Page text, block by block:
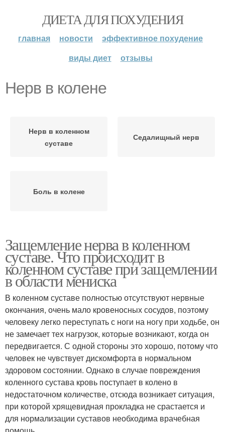
ДИЕТА ДЛЯ ПОХУДЕНИЯ
главная новости
эффективное похудение
виды диет
отзывы
Нерв в колене
Нерв в коленном
суставе
Седалищный нерв
Боль в колене
Защемление нерва в коленном
суставе. Что происходит в
коленном суставе при защемлении
в области мениска
В коленном суставе полностью отсутствуют нервные
окончания, очень мало кровеносных сосудов, поэтому
человеку легко переступать с ноги на ногу при ходьбе, он
не замечает тех нагрузок, которые возникают, когда он
передвигается. С одной стороны это хорошо, потому что
человек не чувствует дискомфорта в нормальном
здоровом состоянии. Однако в случае повреждения
коленного сустава кровь поступает в колено в
недостаточном количестве, отсюда возникает ситуация,
при которой хрящевидная прокладка не срастается и
для нормализации суставов необходима врачебная